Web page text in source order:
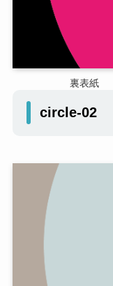
裏表紙
circle-02